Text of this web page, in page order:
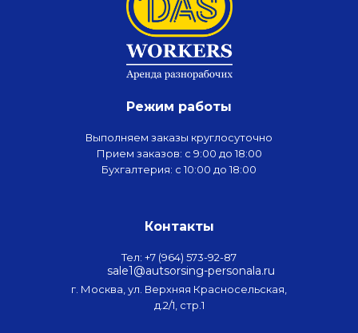
Режим работы
Выполняем заказы круглосуточно
Прием заказов: с 9:00 до 18:00
Бухгалтерия: с 10:00 до 18:00
Контакты
Тел: +7 (964) 573-92-87
г. Москва, ул. Верхняя Красносельская,
д.2/1, стр.1
sale1@autsorsing-personala.ru